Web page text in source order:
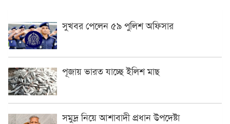
সুখবর পেলেন ৫৯ পুলিশ অফিসার
পূজায় ভারত যাচ্ছে ইলিশ মাছ
সমুদ্র নিয়ে আশাবাদী প্রধান উপদেষ্টা